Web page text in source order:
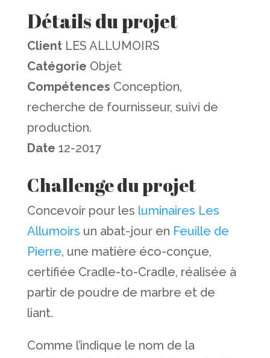
Détails du projet
Client LES ALLUMOIRS
Catégorie Objet
Compétences Conception,
recherche de fournisseur, suivi de
production.
Date 12-2017
Challenge du projet
Concevoir pour les luminaires Les
Allumoirs un abat-jour en Feuille de
Pierre, une matière éco-conçue,
certifiée Cradle-to-Cradle, réalisée à
partir de poudre de marbre et de
liant.
Comme l’indique le nom de la